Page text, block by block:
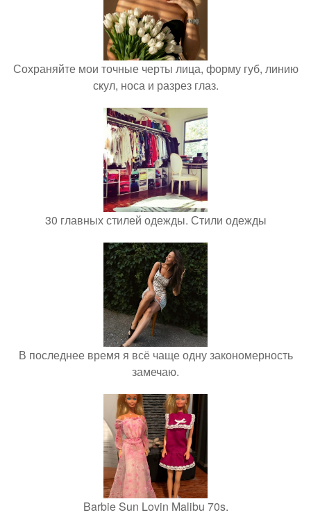
Сохраняйте мои точные черты лица, форму губ, линию
скул, носа и разрез глаз.
30 главных стилей одежды. Стили одежды
В последнее время я всё чаще одну закономерность
замечаю.
Barbie Sun Lovin Malibu 70s.